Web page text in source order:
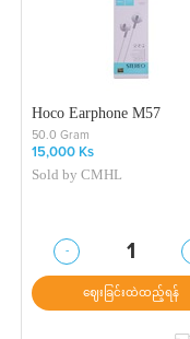
Hoco Earphone M57
50.0 Gram
15,000 Ks
Sold byCMHL
- 1
ဈေးခြင်းထဲထည့်ရန်